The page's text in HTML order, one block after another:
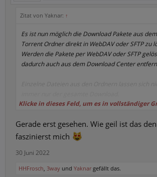
Zitat von Yaknar: ↑
Es ist nun möglich die Download Pakete aus
Torrent Ordner direkt in WebDAV oder SFTP zu
Werden die Pakete per WebDAV oder SFTP
dadurch auch aus dem Download Center
Klicke in dieses Feld, um es in vollständiger
Gerade erst gesehen. Wie geil ist das
faszinierst mich
30 Juni 2022
HHFrosch, 3way und Yaknar gefällt das.